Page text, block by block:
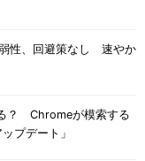
性、回避策なし 速やか
？ Chromeが模索する
プデート」